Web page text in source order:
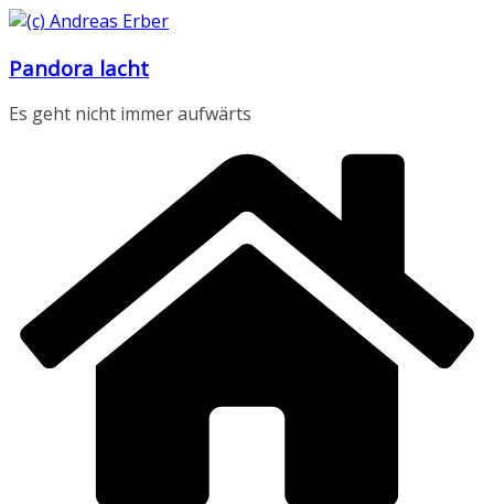
Zum
springen
Pandora lacht
Es geht nicht immer aufwärts